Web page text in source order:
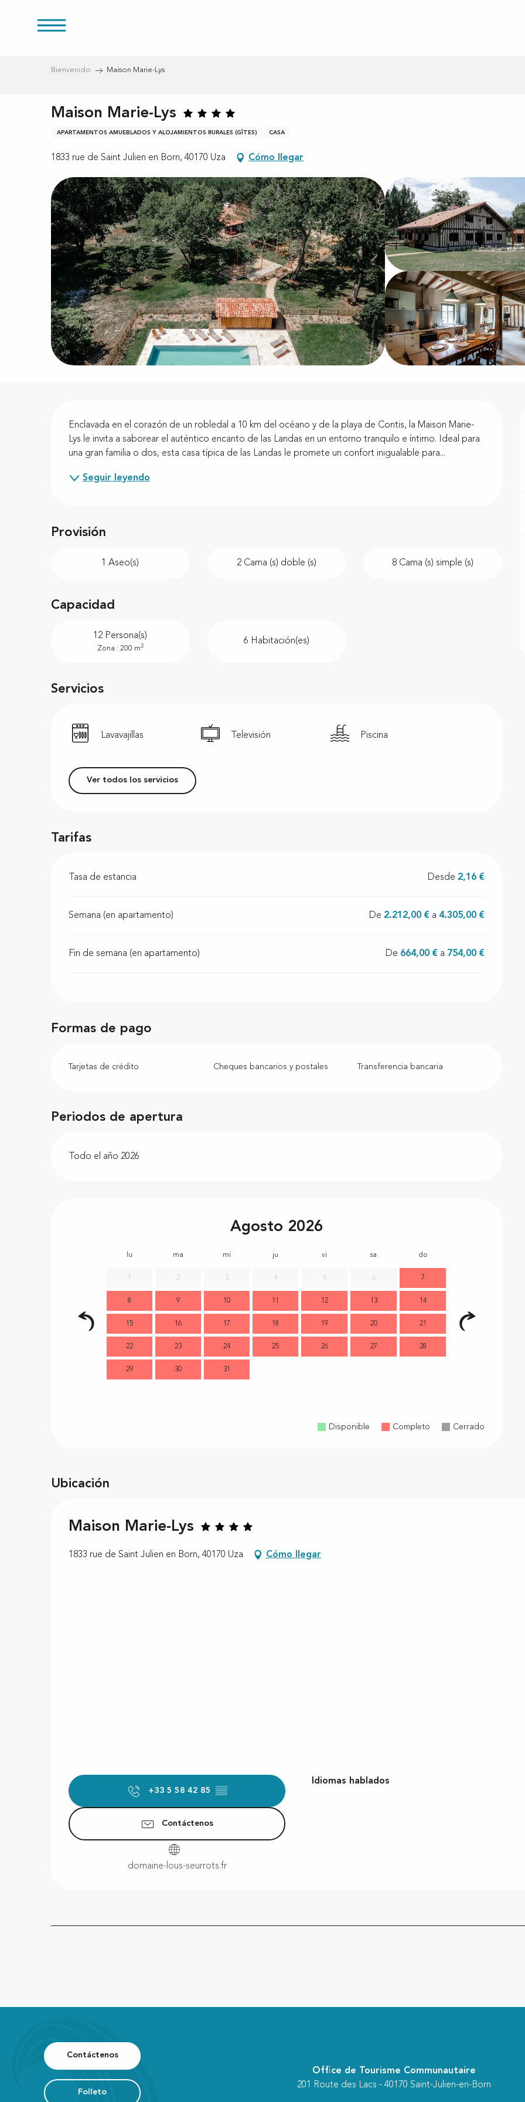
Bienvenido Maison Marie-Lys
Maison Marie-Lys
APARTAMENTOS AMUEBLADOS Y ALOJAMIENTOS RURALES (GÎTES) CASA
1833 rue de Saint Julien en Born, 40170 Uza Cómo llegar
Descripción
Enclavada en el corazón de un robledal a 10 km del océano y de la playa de Contis, la Maison Marie-
Lys le invita a saborear el auténtico encanto de las Landas en un entorno tranquilo e íntimo. Ideal para
una gran familia o dos, esta casa típica de las Landas le promete un confort inigualable para...
Seguir leyendo
Provisión
1 Aseo(s) 2 Cama (s) doble (s) 8 Cama (s) simple (s)
Capacidad
12 Persona(s)
Zona : 200 m2
6 Habitación(es)
Servicios
Lavavajillas Televisión Piscina
Ver todos los servicios
Tarifas
Tasa de estancia Desde 2,16 €
Semana (en apartamento) De 2.212,00 € a 4.305,00 €
Fin de semana (en apartamento) De 664,00 € a 754,00 €
Formas de pago
Tarjetas de crédito Cheques bancarios y postales Transferencia bancaria
Periodos de apertura
Todo el año 2026
Agosto 2026
lu ma mi ju vi sa do
2 3 4 5 6 7
8 9 10 11 12 13 14
15 16 17 18 19 20 21
22 23 24 25 26 27 28
29 30 31
Disponible Completo Cerrado
Ubicación
Maison Marie-Lys
1833 rue de Saint Julien en Born, 40170 Uza Cómo llegar
+33 5 58 42 85 ▒▒
Contáctenos
domaine-lous-seurrots.fr
Idiomas hablados
Idiomas hablados
Contáctenos
Folleto
Office de Tourisme Communautaire
201 Route des Lacs - 40170 Saint-Julien-en-Born